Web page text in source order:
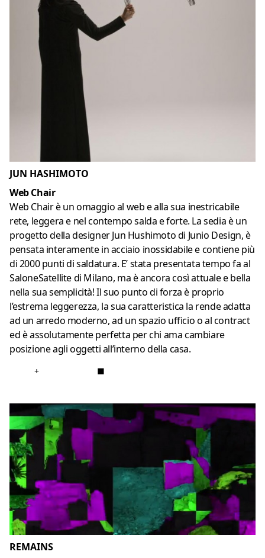
JUN HASHIMOTO
Web Chair
Web Chair è un omaggio al web e alla sua inestricabile
rete, leggera e nel contempo salda e forte. La sedia è un
progetto della designer Jun Hushimoto di Junio Design, è
pensata interamente in acciaio inossidabile e contiene più
di 2000 punti di saldatura. E’ stata presentata tempo fa al
SaloneSatellite di Milano, ma è ancora così attuale e bella
nella sua semplicità! Il suo punto di forza è proprio
l’estrema leggerezza, la sua caratteristica la rende adatta
ad un arredo moderno, ad un spazio ufficio o al contract
ed è assolutamente perfetta per chi ama cambiare
posizione agli oggetti all’interno della casa.
+ ■
REMAINS